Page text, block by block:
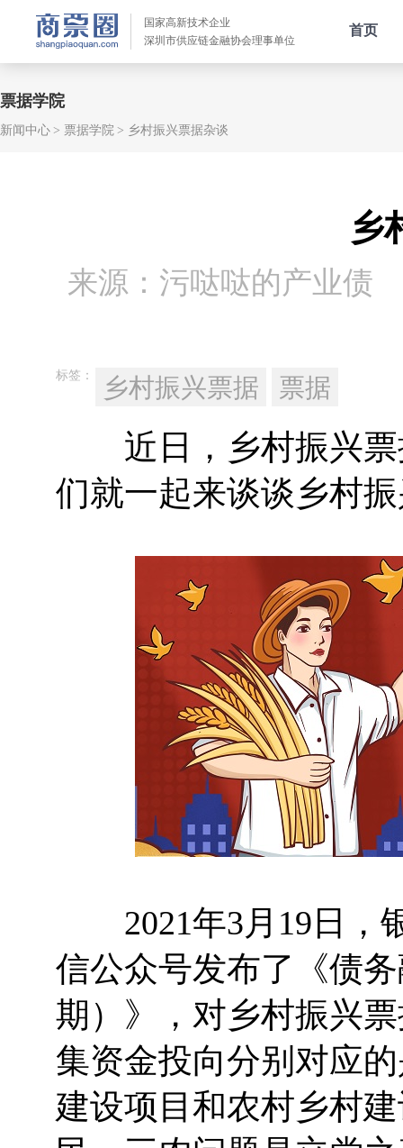
国家高新技术企业
深圳市供应链金融协会理事单位
首页
票据学院
新闻中心 票据学院 乡村振兴票据杂谈
乡
来源：污哒哒的产业债
标签： 乡村振兴票据 票据
近日，乡村振兴票
们就一起来谈谈乡村
2021年3月19日，
信公众号发布了《债
期）》，对乡村振兴
集资金投向分别对应
建设项目和农村乡村